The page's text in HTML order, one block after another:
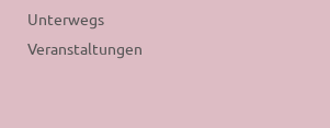
Unterwegs
Veranstaltungen